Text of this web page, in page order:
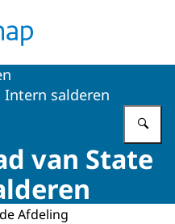
Intern salderen
van State
Afdeling